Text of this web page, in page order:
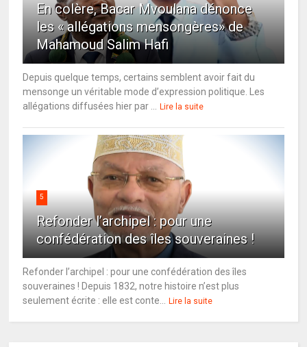
En colère, Bacar Mvoulana dénonce
les « allégations mensongères» de
Mahamoud Salim Hafi
Depuis quelque temps, certains semblent avoir fait du
mensonge un véritable mode d’expression politique. Les
allégations diffusées hier par ... Lire la suite
5
Refonder l’archipel : pour une
confédération des îles souveraines !
Refonder l’archipel : pour une confédération des îles
souveraines ! Depuis 1832, notre histoire n’est plus
seulement écrite : elle est conte... Lire la suite